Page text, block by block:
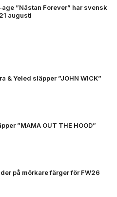
”Nästan Forever” har svensk
augusti
& Yeled släpper ”JOHN WICK”
”MAMA OUT THE HOOD”
på mörkare färger för FW26